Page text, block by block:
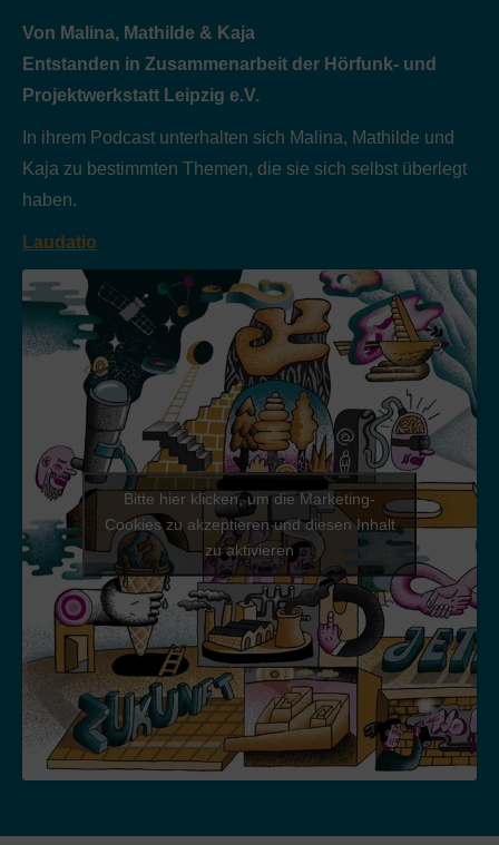
Von Malina, Mathilde & Kaja
Entstanden in Zusammenarbeit der Hörfunk- und
Projektwerkstatt Leipzig e.V.
In ihrem Podcast unterhalten sich Malina, Mathilde und
Kaja zu bestimmten Themen, die sie sich selbst überlegt
haben.
Laudatio
Bitte hier klicken, um die Marketing-
Cookies zu akzeptieren und diesen Inhalt
zu aktivieren